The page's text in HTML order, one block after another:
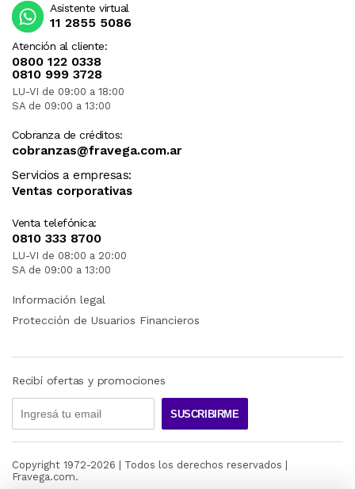
Atención al cliente:
0800 122 0338
0810 999 3728
LU-VI de 09:00 a 18:00
SA de 09:00 a 13:00
Cobranza de créditos:
cobranzas@fravega.com.ar
Servicios a empresas:
Ventas corporativas
Venta telefónica:
0810 333 8700
LU-VI de 08:00 a 20:00
SA de 09:00 a 13:00
Asistente virtual
11 2855 5086
Información legal
Protección de Usuarios Financieros
Recibí ofertas y promociones
SUSCRIBIRME
Copyright 1972-2026 | Todos los derechos reservados |
Fravega.com.